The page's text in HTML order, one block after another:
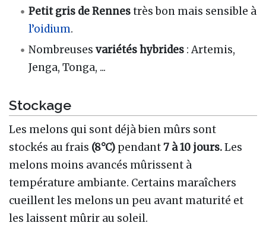
Petit gris de Rennestrès bon mais sensible à
l’oidium.
Nombreusesvariétés hybrides : Artemis,
Jenga, Tonga, ...
Stockage
Les melons qui sont déjà bien mûrs sont
stockés au frais (8°C) pendant7 à 10 jours.Les
melons moins avancés mûrissent à
température ambiante. Certains maraîchers
cueillent les melons un peu avant maturité et
les laissent mûrir au soleil.